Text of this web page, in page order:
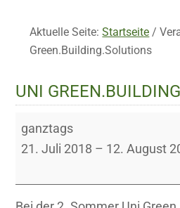
Aktuelle Seite:Startseite /
Green.Building.Solutions
UNI
Uni
Green.Building.Solutions
ganztags
21. Juli 2018 – 12. August